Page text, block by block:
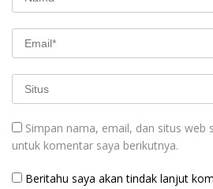
Simpan nama, email, dan situs web
untuk komentar saya berikutnya.
Beritahu saya akan tindak lanjut